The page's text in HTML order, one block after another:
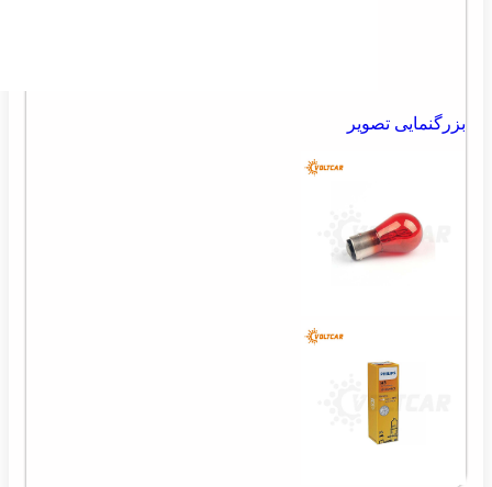
بزرگنمایی تصویر